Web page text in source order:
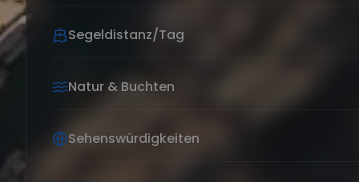
Segeldistanz/Tag
Natur & Buchten
Sehenswürdigkeiten